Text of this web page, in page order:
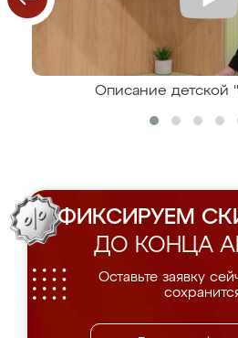
Описание детской
ФИКСИРУЕМ
ДО КОНЦА
Оставьте заявку